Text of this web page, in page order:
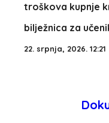
troškova kupnje
bilježnica za
22. srpnja, 2026. 12:21